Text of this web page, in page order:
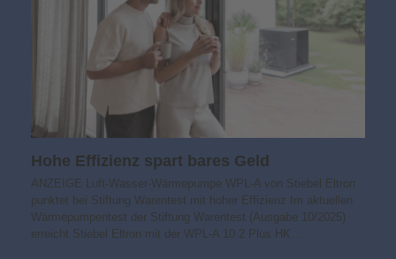
Hohe Effizienz spart bares Geld
ANZEIGE Luft-Wasser-Wärmepumpe WPL-A von Stiebel Eltron
punktet bei Stiftung Warentest mit hoher Effizienz Im aktuellen
Wärmepumpentest der Stiftung Warentest (Ausgabe 10/2025)
erreicht Stiebel Eltron mit der WPL-A 10.2 Plus HK…